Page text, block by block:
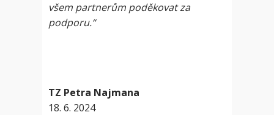
všem partnerům poděkovat za
podporu.“
TZ Petra Najmana
18. 6. 2024